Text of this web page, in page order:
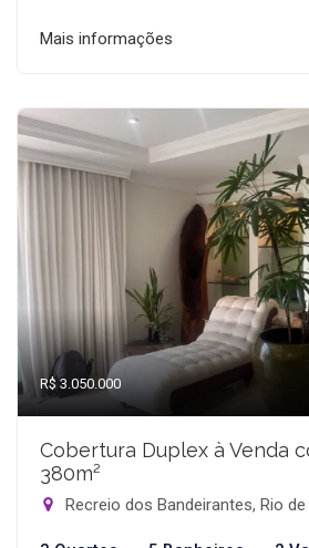
Mais informações
R$ 3.050.000
Cobertura Duplex à Venda
380m²
Recreio dos Bandeirantes, Rio